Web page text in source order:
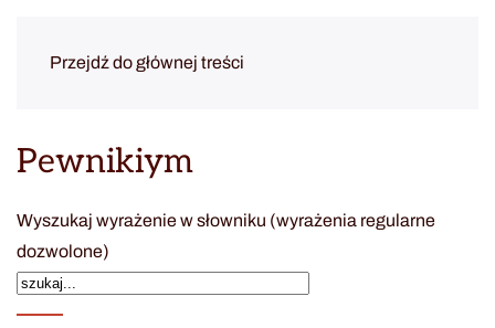
Przejdź do głównej treści
Pewnikiym
Wyszukaj wyrażenie w słowniku (wyrażenia regularne
dozwolone)